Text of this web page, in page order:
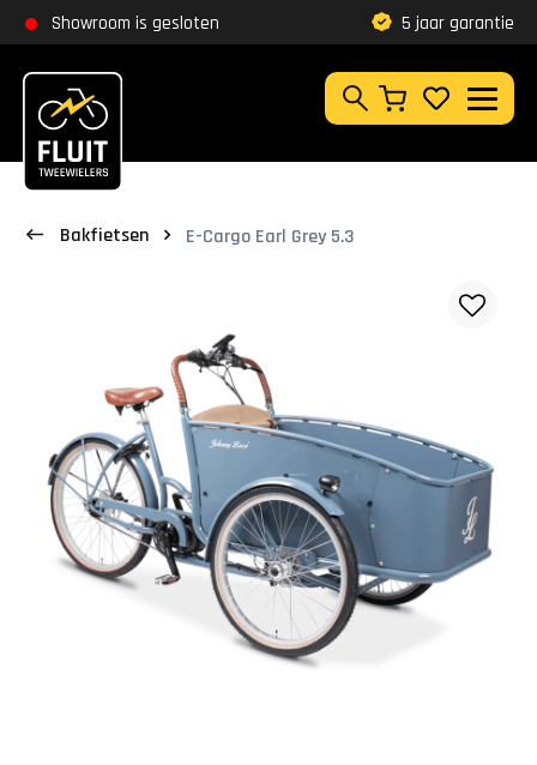
Zoeken
Zoeken
Showroom is gesloten
5 jaar garantie Klantbeoordeling
Bakfietsen E-Cargo Earl Grey 5.3